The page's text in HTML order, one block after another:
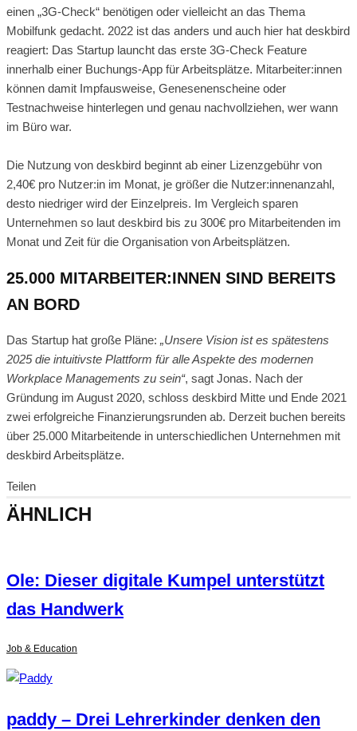
einen „3G-Check“ benötigen oder vielleicht an das Thema
Mobilfunk gedacht. 2022 ist das anders und auch hier hat deskbird
reagiert: Das Startup launcht das erste 3G-Check Feature
innerhalb einer Buchungs-App für Arbeitsplätze. Mitarbeiter:innen
können damit Impfausweise, Genesenenscheine oder
Testnachweise hinterlegen und genau nachvollziehen, wer wann
im Büro war.
Die Nutzung von deskbird beginnt ab einer Lizenzgebühr von
2,40€ pro Nutzer:in im Monat, je größer die Nutzer:innenanzahl,
desto niedriger wird der Einzelpreis. Im Vergleich sparen
Unternehmen so laut deskbird bis zu 300€ pro Mitarbeitenden im
Monat und Zeit für die Organisation von Arbeitsplätzen.
25.000 MITARBEITER:INNEN SIND BEREITS
AN BORD
Das Startup hat große Pläne: „Unsere Vision ist es spätestens
2025 die intuitivste Plattform für alle Aspekte des modernen
Workplace Managements zu sein“, sagt Jonas. Nach der
Gründung im August 2020, schloss deskbird Mitte und Ende 2021
zwei erfolgreiche Finanzierungsrunden ab. Derzeit buchen bereits
über 25.000 Mitarbeitende in unterschiedlichen Unternehmen mit
deskbird Arbeitsplätze.
Teilen
ÄHNLICH
Ole: Dieser digitale Kumpel unterstützt
das Handwerk
Job & Education
paddy – Drei Lehrerkinder denken den